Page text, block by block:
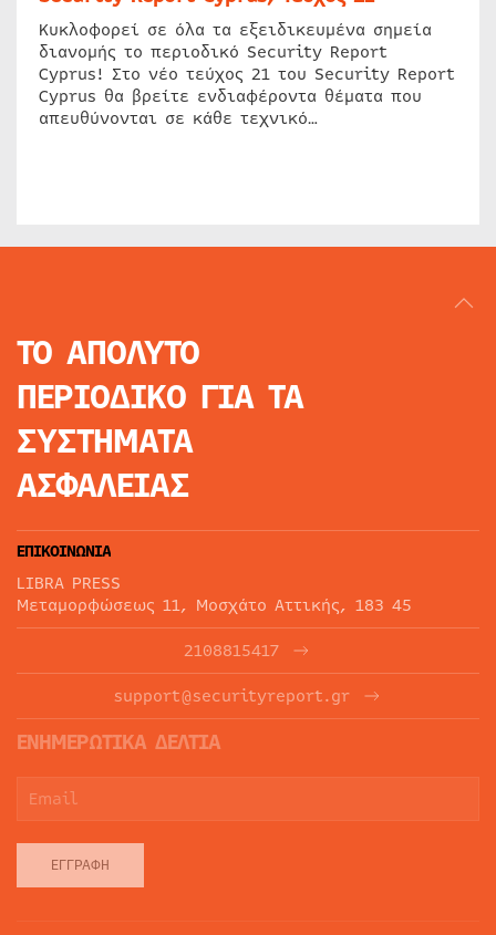
Κυκλοφορεί σε όλα τα εξειδικευμένα σημεία
διανομής το περιοδικό Security Report
Cyprus! Στο νέο τεύχος 21 του Security Report
Cyprus θα βρείτε ενδιαφέροντα θέματα που
απευθύνονται σε κάθε τεχνικό…
ΤΟ ΑΠΟΛΥΤΟ
ΠΕΡΙΟΔΙΚΟ ΓΙΑ ΤΑ
ΣΥΣΤΗΜΑΤΑ
ΑΣΦΑΛΕΙΑΣ
ΕΠΙΚΟΙΝΩΝΙΑ
LIBRA PRESS
Μεταμορφώσεως 11, Μοσχάτο Αττικής, 183 45
2108815417
support@securityreport.gr
ΕΝΗΜΕΡΩΤΙΚΑ ΔΕΛΤΙΑ
ΕΓΓΡΑΦΉ